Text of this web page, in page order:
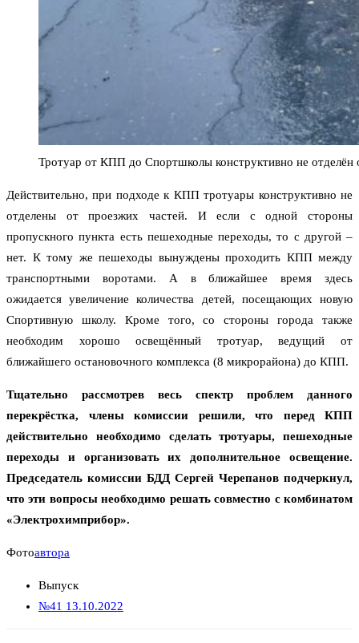
Тротуар от КПП до Спортшколы конструктивно не отделён
Действительно, при подходе к КПП тротуары конструктивно не
отделены от проезжих частей. И если с одной стороны
пропускного пункта есть пешеходные переходы, то с другой –
нет. К тому же пешеходы вынуждены проходить КПП между
транспортными воротами. А в ближайшее время здесь
ожидается увеличение количества детей, посещающих новую
Спортивную школу. Кроме того, со стороны города также
необходим хорошо освещённый тротуар, ведущий от
ближайшего остановочного комплекса (8 микрорайона) до КПП.
Тщательно рассмотрев весь спектр проблем данного
перекрёстка, члены комиссии решили, что перед КПП
действительно необходимо сделать тротуары, пешеходные
переходы и организовать их дополнительное освещение.
Председатель комиссии БДД Сергей Черепанов подчеркнул,
что эти вопросы необходимо решать совместно с комбинатом
«Электрохимприбор».
Фотоавтора
Выпуск
№41 13.10.2022